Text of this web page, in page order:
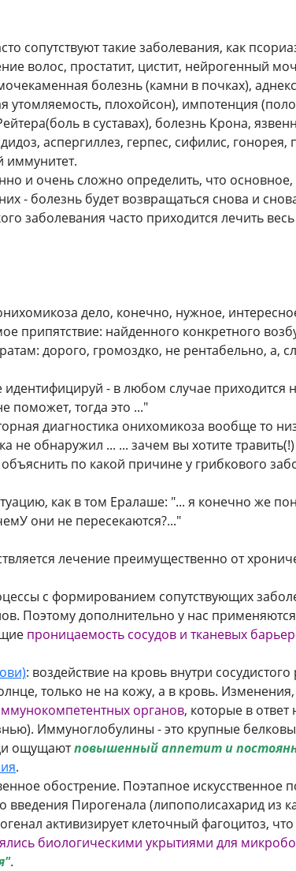
сопутствуют такие заболевания, как
волос, простатит, цистит, нейрогенный
болезнь (камни в почках),
утомляемость, плохойсон), импотенция
в суставах), болезнь Крона,
аспергиллез, герпес, сифилис,
иммунитет.
и очень сложно определить, что
- болезнь будет возвращаться снова и
заболевания часто приходится лечить
дело, конечно, нужное,
припятствие: найденного конкретного
дорого, громоздко, не рентабельно, а,
- в любом случае приходится
поможет, тогда это ..."
диагностика онихомикоза вообще то
не обнаружил ... ... зачем вы хотите
по какой причине у грибкового
как в том Ералаше: "... я конечно же
они не пересекаются?..."
лечение преимущественно от
с формированием сопутствующих
Поэтому дополнительно у нас
проницаемость сосудов и тканевых
: воздействие на кровь внутри
только не на кожу, а в кровь.
органов, которые в
Иммуноглобулины - это крупные
ощущаютповышенный аппетит и
.
обострение. Поэтапное искусственное
введения Пирогенала (липополисахарид из
активизирует клеточный фагоцитоз,
биологическими укрытиями для
.